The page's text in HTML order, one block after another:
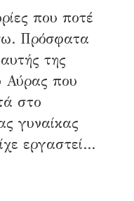
που ποτέ
Πρόσφατα
της
Αύρας που
στο
γυναίκας
εργαστεί...